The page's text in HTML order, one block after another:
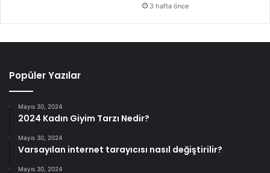
3 hafta önce
Popüler Yazılar
Mayıs 30, 2024
2024 Kadın Giyim Tarzı Nedir?
Mayıs 30, 2024
Varsayılan internet tarayıcısı nasıl değiştirilir?
Mayıs 30, 2024